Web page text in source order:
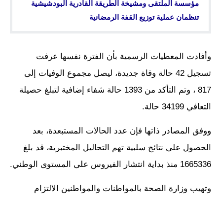
مؤسسة الملتقى ومشيخة الطريقة القادرية البودشيشية
تنظمان عملية توزيع القفة الرمضانية
وأفادت المعطيات الرسمية بأن الفترة نفسها عرفت
تسجيل 42 حالة وفاة جديدة، ليصل مجموع الوفيات إلى
817 ، وتم التأكد من 1393 حالة شفاء إضافية لتبلغ حصيلة
التعافي 34199 حالة.
ووفق المصادر ذاتها فإن عدد الحالات المستبعدة، بعد
الحصول على نتائج سلبية تهم التحاليل المختبرية، قد بلغ
1665336 منذ بداية انتشار الفيروس على المستوى الوطني.
وتهيب وزارة الصحة بالمواطنات والمواطنين الالتزام